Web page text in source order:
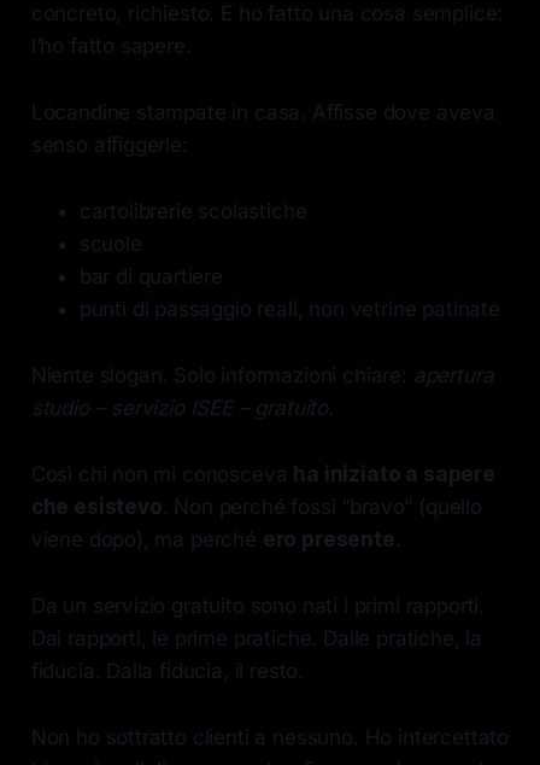
concreto, richiesto. E ho fatto una cosa semplice:
l’ho fatto sapere.
Locandine stampate in casa. Affisse dove aveva
senso affiggerle:
cartolibrerie scolastiche
scuole
bar di quartiere
punti di passaggio reali, non vetrine patinate
Niente slogan. Solo informazioni chiare: apertura
studio – servizio ISEE – gratuito.
Così chi non mi conosceva ha iniziato a sapere
che esistevo. Non perché fossi “bravo” (quello
viene dopo), ma perché ero presente.
Da un servizio gratuito sono nati i primi rapporti.
Dai rapporti, le prime pratiche. Dalle pratiche, la
fiducia. Dalla fiducia, il resto.
Non ho sottratto clienti a nessuno. Ho intercettato